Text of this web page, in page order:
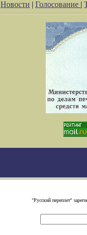
Новости | Голосование |
"Русский переплет"